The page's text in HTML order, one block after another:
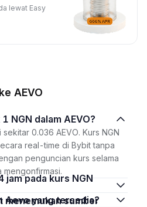
lewat Easy
AEVO
1 NGN dalam AEVO?
0.036 AEVO. Kurs NGN
real-time di Bybit tanpa
penguncian kurs selama
Aevo yang tersedia?